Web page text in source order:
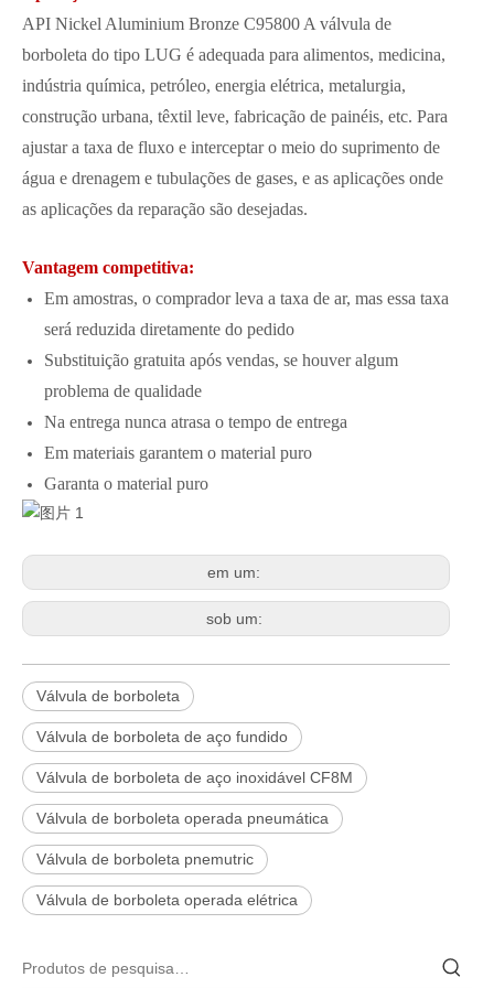
API Nickel Aluminium Bronze C95800 A válvula de
borboleta do tipo LUG é adequada para alimentos, medicina,
indústria química, petróleo, energia elétrica, metalurgia,
construção urbana, têxtil leve, fabricação de painéis, etc. Para
ajustar a taxa de fluxo e interceptar o meio do suprimento de
água e drenagem e tubulações de gases, e as aplicações onde
as aplicações da reparação são desejadas.
Vantagem competitiva:
Em amostras, o comprador leva a taxa de ar, mas essa taxa
será reduzida diretamente do pedido
Substituição gratuita após vendas, se houver algum
problema de qualidade
Na entrega nunca atrasa o tempo de entrega
Em materiais garantem o material puro
Garanta o material puro
em um:
sob um:
Válvula de borboleta
Válvula de borboleta de aço fundido
Válvula de borboleta de aço inoxidável CF8M
Válvula de borboleta operada pneumática
Válvula de borboleta pnemutric
Válvula de borboleta operada elétrica